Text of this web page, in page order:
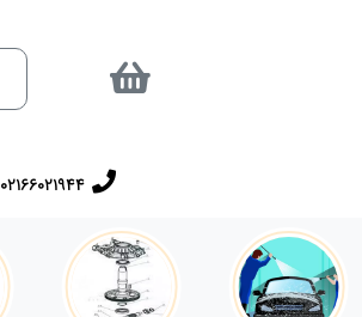
02166021944